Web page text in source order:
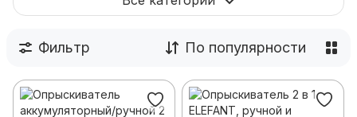
Снегоуборочные машины
Мотобуры и аксессуары Опрыскиватели
Фильтр По популярности